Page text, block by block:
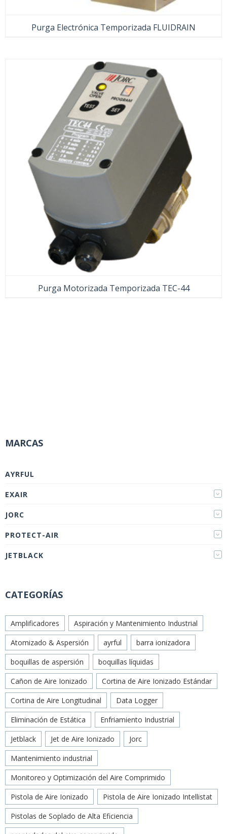
Purga Electrónica Temporizada FLUIDRAIN
Purga Motorizada Temporizada TEC-44
MARCAS
AYRFUL
EXAIR
JORC
PROTECT-AIR
JETBLACK
CATEGORÍAS
Amplificadores
Aspiración y Mantenimiento Industrial
Atomizado & Aspersión
ayrful
barra ionizadora
boquillas de aspersión
boquillas líquidas
Cañon de Aire Ionizado
Cortina de Aire Ionizado Estándar
Cortina de Aire Longitudinal
Data Logger
Eliminación de Estática
Enfriamiento Industrial
Jetblack
Jet de Aire Ionizado
Jorc
Mantenimiento industrial
Monitoreo y Optimización del Aire Comprimido
Pistola de Aire Ionizado
Pistola de Aire Ionizado Intellistat
Pistolas de Soplado de Alta Eficiencia